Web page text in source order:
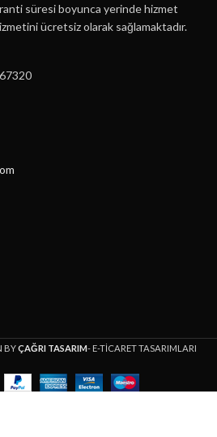
süresi boyunca yerinde hizmet
ücretsiz olarak sağlamaktadır.
BYÇAĞRI TASARIM- E-TİCARET TASARIMLARI